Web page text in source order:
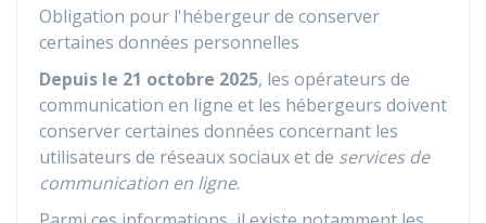
Obligation pour l'hébergeur de conserver
certaines données personnelles
Depuis le 21 octobre 2025, les opérateurs de
communication en ligne et les hébergeurs doivent
conserver certaines données concernant les
utilisateurs de réseaux sociaux et de services de
communication en ligne.